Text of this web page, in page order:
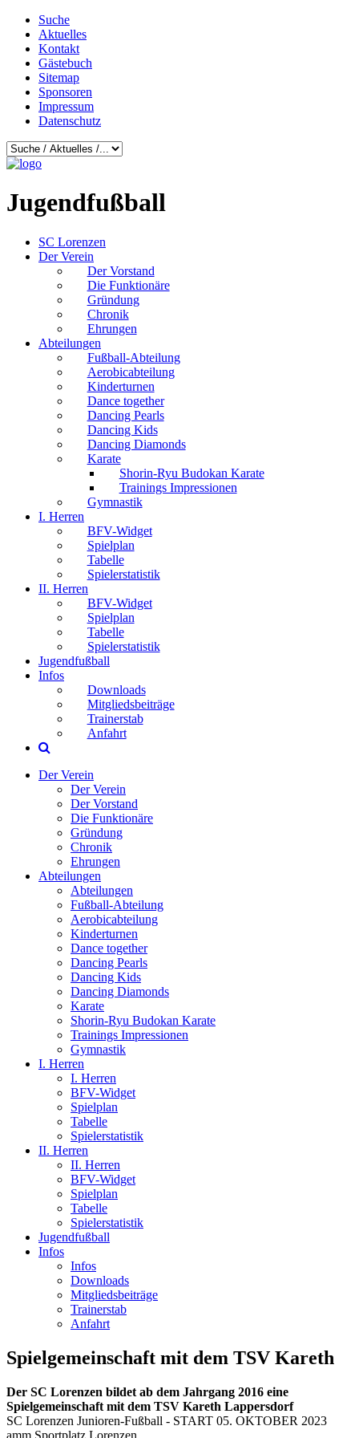
Suche
Aktuelles
Kontakt
Gästebuch
Sitemap
Sponsoren
Impressum
Datenschutz
Jugendfußball
SC Lorenzen
Der Verein
Der Vorstand
Die Funktionäre
Gründung
Chronik
Ehrungen
Abteilungen
Fußball-Abteilung
Aerobicabteilung
Kinderturnen
Dance together
Dancing Pearls
Dancing Kids
Dancing Diamonds
Karate
Shorin-Ryu Budokan Karate
Trainings Impressionen
Gymnastik
I. Herren
BFV-Widget
Spielplan
Tabelle
Spielerstatistik
II. Herren
BFV-Widget
Spielplan
Tabelle
Spielerstatistik
Jugendfußball
Infos
Downloads
Mitgliedsbeiträge
Trainerstab
Anfahrt
Der Verein
Der Verein
Der Vorstand
Die Funktionäre
Gründung
Chronik
Ehrungen
Abteilungen
Abteilungen
Fußball-Abteilung
Aerobicabteilung
Kinderturnen
Dance together
Dancing Pearls
Dancing Kids
Dancing Diamonds
Karate
Shorin-Ryu Budokan Karate
Trainings Impressionen
Gymnastik
I. Herren
I. Herren
BFV-Widget
Spielplan
Tabelle
Spielerstatistik
II. Herren
II. Herren
BFV-Widget
Spielplan
Tabelle
Spielerstatistik
Jugendfußball
Infos
Infos
Downloads
Mitgliedsbeiträge
Trainerstab
Anfahrt
Spielgemeinschaft mit dem TSV Kareth
Der SC Lorenzen bildet ab dem Jahrgang 2016 eine
Spielgemeinschaft mit dem TSV Kareth Lappersdorf
SC Lorenzen Junioren-Fußball - START 05. OKTOBER 2023
amm Sportplatz Lorenzen